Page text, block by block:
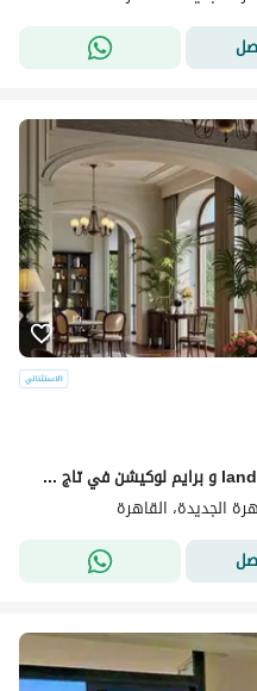
فيلا للبيع كورنر فيو خيالي علي landscape و برايم لوكيشن في تاج سيتي taj city بالتقسيط
الجديدة، القاهرة